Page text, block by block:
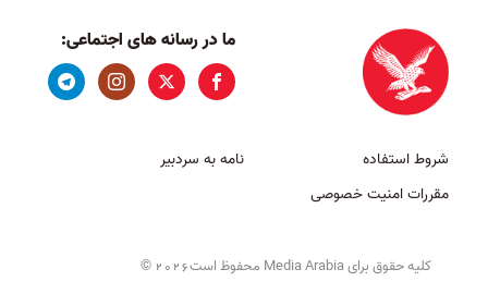
ما در رسانه های اجتماعی:
شروط استفاده
مقررات امنیت خصوصی
نامه به سردبیر
کلیه حقوق برای Media Arabia محفوظ است 2026
©